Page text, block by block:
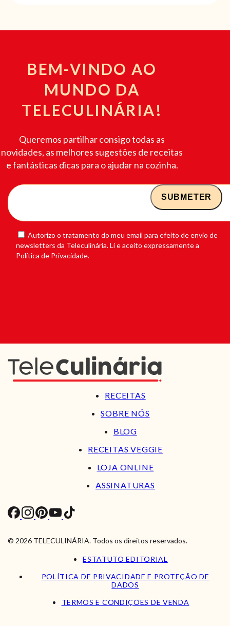
BEM-VINDO AO
MUNDO DA
TELECULINÁRIA!
Queremos partilhar consigo todas as
novidades, as melhores sugestões de receitas
e fantásticas dicas para o ajudar na cozinha.
Autorizo o tratamento do meu email para efeito de envio de
newsletters da Teleculinária. Li e aceito expressamente a
Política de Privacidade.
RECEITAS
SOBRE NÓS
BLOG
RECEITAS VEGGIE
LOJA ONLINE
ASSINATURAS
© 2026 TELECULINÁRIA. Todos os direitos reservados.
ESTATUTO EDITORIAL
POLÍTICA DE PRIVACIDADE E PROTEÇÃO DE
DADOS
TERMOS E CONDIÇÕES DE VENDA